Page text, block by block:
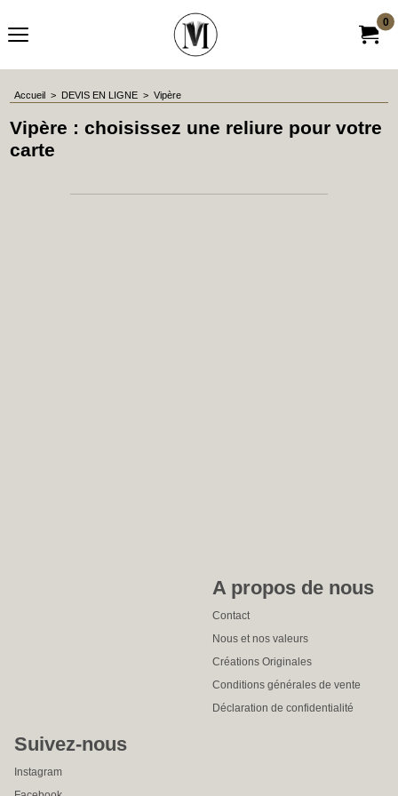
0
Accueil > DEVIS EN LIGNE > Vipère
Vipère : choisissez une reliure pour votre
carte
A propos de nous
Contact
Nous et nos valeurs
Créations Originales
Conditions générales de vente
Déclaration de confidentialité
Suivez-nous
Instagram